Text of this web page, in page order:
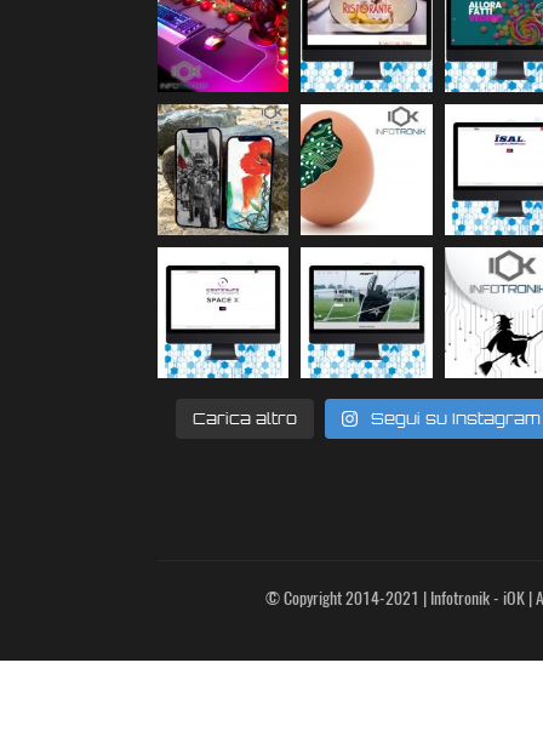
Carica altro Segui su Instagram
© Copyright 2014-2021 | Infotronik - iOK |